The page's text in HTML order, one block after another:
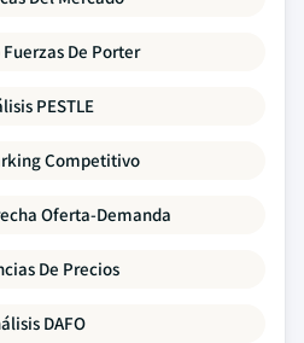
Fuerzas De Porter
PESTLE
Competitivo
Oferta-Demanda
De Precios
DAFO